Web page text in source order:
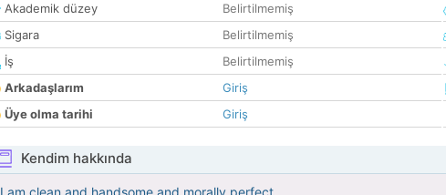
Akademik düzey
Belirtilmemiş
Sigara
Belirtilmemiş
İş
Belirtilmemiş
Arkadaşlarım
Giriş
Üye olma tarihi
Giriş
Kendim hakkında